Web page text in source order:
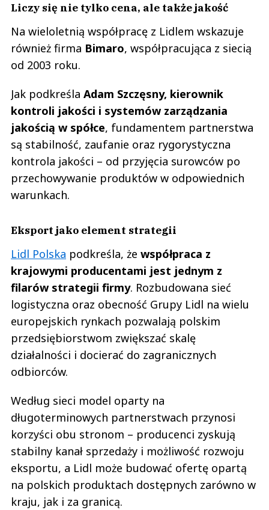
Liczy się nie tylko cena, ale także jakość
Na wieloletnią współpracę z Lidlem wskazuje
również firma Bimaro, współpracująca z siecią
od 2003 roku.
Jak podkreśla Adam Szczęsny, kierownik
kontroli jakości i systemów zarządzania
jakością w spółce, fundamentem partnerstwa
są stabilność, zaufanie oraz rygorystyczna
kontrola jakości – od przyjęcia surowców po
przechowywanie produktów w odpowiednich
warunkach.
Eksport jako element strategii
Lidl Polska podkreśla, że współpraca z
krajowymi producentami jest jednym z
filarów strategii firmy. Rozbudowana sieć
logistyczna oraz obecność Grupy Lidl na wielu
europejskich rynkach pozwalają polskim
przedsiębiorstwom zwiększać skalę
działalności i docierać do zagranicznych
odbiorców.
Według sieci model oparty na
długoterminowych partnerstwach przynosi
korzyści obu stronom – producenci zyskują
stabilny kanał sprzedaży i możliwość rozwoju
eksportu, a Lidl może budować ofertę opartą
na polskich produktach dostępnych zarówno w
kraju, jak i za granicą.